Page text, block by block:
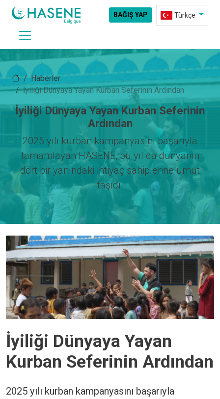
BAĞIŞ YAP Türkçe
Haberler
İyiliği Dünyaya Yayan Kurban Seferinin Ardından
İyiliği Dünyaya Yayan Kurban Seferinin
Ardından
2025 yılı kurban kampanyasını başarıyla
tamamlayan HASENE, bu yıl da dünyanın
dört bir yanındaki ihtiyaç sahiplerine umut
taşıdı.
İyiliği Dünyaya Yayan
Kurban Seferinin Ardından
2025 yılı kurban kampanyasını başarıyla